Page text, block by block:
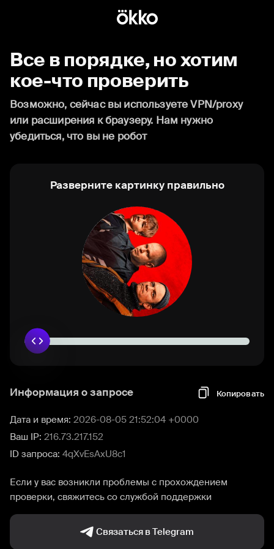
Все в порядке, но хотим
кое-что проверить
Возможно, сейчас вы используете VPN/proxy
или расширения к браузеру. Нам нужно
убедиться, что вы не робот
Разверните картинку правильно
Информация о запросе Копировать
Дата и время: 2026-08-05 21:52:04 +0000
Ваш IP: 216.73.217.152
ID запроса: 4qXvEsAxU8c1
Если у вас возникли проблемы с прохождением
проверки, свяжитесь со службой поддержки
Связаться в Telegram